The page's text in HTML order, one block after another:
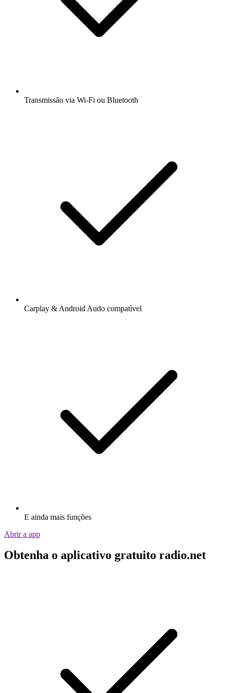
Transmissão via Wi-Fi ou Bluetooth
Carplay & Android Audo compatìvel
E ainda mais funções
Abrir a app
Obtenha o aplicativo gratuito radio.net